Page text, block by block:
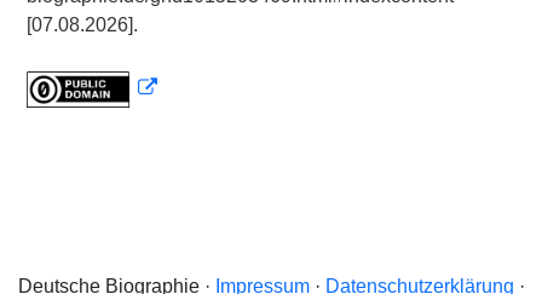
[07.08.2026].
Deutsche Biographie · Impressum· Datenschutzerklärung ·